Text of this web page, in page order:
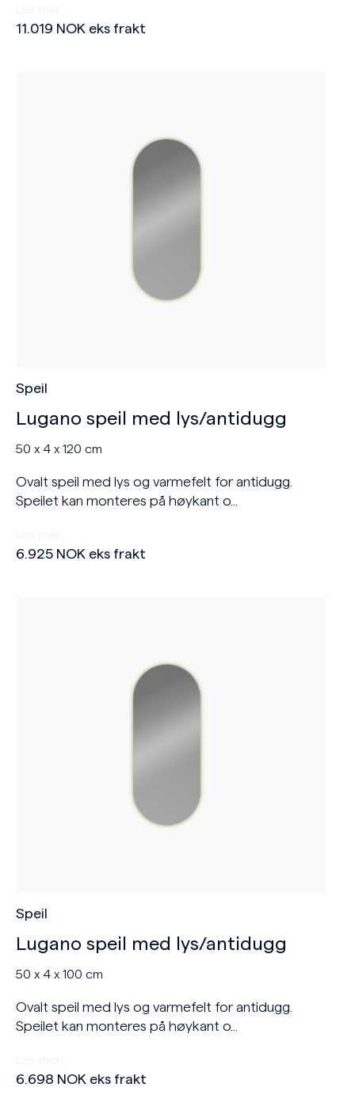
11.019 NOK eks frakt
Speil
Lugano speil med lys/antidugg
50 x 4 x 120 cm
Ovalt speil med lys og varmefelt for antidugg.
Speilet kan monteres på høykant o...
6.925 NOK eks frakt
Speil
Lugano speil med lys/antidugg
50 x 4 x 100 cm
Ovalt speil med lys og varmefelt for antidugg.
Speilet kan monteres på høykant o...
6.698 NOK eks frakt